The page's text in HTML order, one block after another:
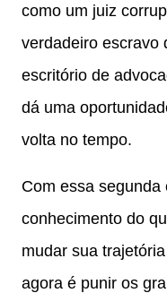
como um juiz
verdadeiro escravo
escritório de
dá uma
volta no tempo.
Com essa
conhecimento do
mudar sua
agora é punir os